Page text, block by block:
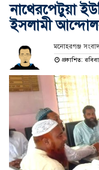
নাথেরপেটুয়া
ইসলামী
মনোহরগঞ্জ
প্রকাশিত: